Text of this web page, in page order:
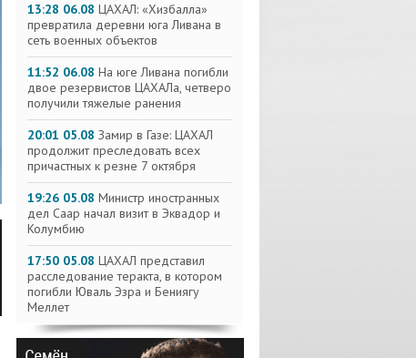
13:28 06.08 ЦАХАЛ: «Хизбалла»
превратила деревни юга Ливана в
сеть военных объектов
11:52 06.08 На юге Ливана погибли
двое резервистов ЦАХАЛа, четверо
получили тяжелые ранения
20:01 05.08 Замир в Газе: ЦАХАЛ
продолжит преследовать всех
причастных к резне 7 октября
19:26 05.08 Министр иностранных
дел Саар начал визит в Эквадор и
Колумбию
17:50 05.08 ЦАХАЛ представил
расследование теракта, в котором
погибли Юваль Эзра и Бениягу
Меллет